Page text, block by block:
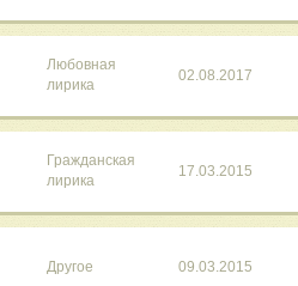
Любовная
лирика
02.08.2017
Гражданская
лирика
17.03.2015
Другое 09.03.2015